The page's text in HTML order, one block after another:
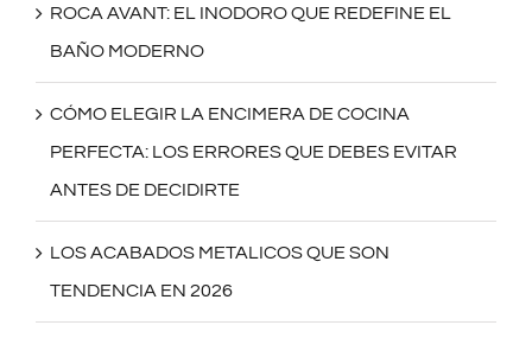
ROCA AVANT: EL INODORO QUE REDEFINE EL
BAÑO MODERNO
CÓMO ELEGIR LA ENCIMERA DE COCINA
PERFECTA: LOS ERRORES QUE DEBES EVITAR
ANTES DE DECIDIRTE
LOS ACABADOS METALICOS QUE SON
TENDENCIA EN 2026